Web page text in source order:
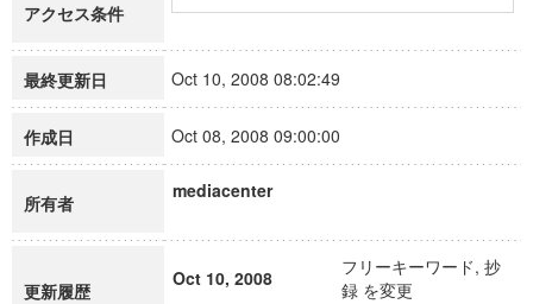
アクセス条件
最終更新日 Oct 10, 2008 08:02:49
作成日 Oct 08, 2008 09:00:00
所有者
mediacenter
更新履歴
Oct 10, 2008
フリーキーワード, 抄
録 を変更